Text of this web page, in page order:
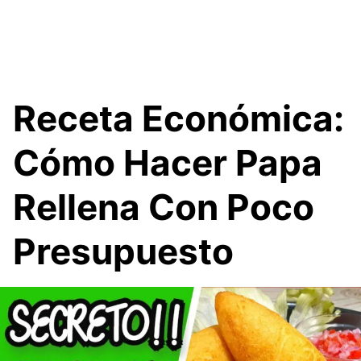
Receta Económica:
Cómo Hacer Papa
Rellena Con Poco
Presupuesto